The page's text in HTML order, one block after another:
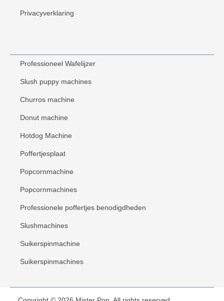
Privacyverklaring
Professioneel Wafelijzer
Slush puppy machines
Churros machine
Donut machine
Hotdog Machine
Poffertjesplaat
Popcornmachine
Popcornmachines
Professionele poffertjes benodigdheden
Slushmachines
Suikerspinmachine
Suikerspinmachines